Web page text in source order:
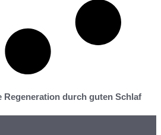
Regeneration durch guten Schlaf